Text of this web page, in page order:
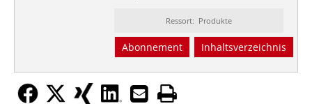
Ressort: Produkte
Abonnement Inhaltsverzeichnis